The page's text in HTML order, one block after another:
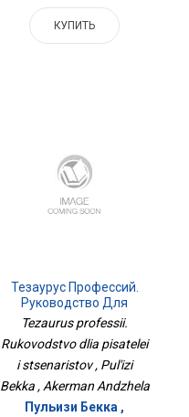
КУПИТЬ
Тезаурус Профессий.
Руководство Для
Писателей И
Сценаристов
Tezaurus professii.
Rukovodstvo dlia pisatelei
i stsenaristov , Pul'izi
Bekka , Akerman Andzhela
Пульизи Бекка ,